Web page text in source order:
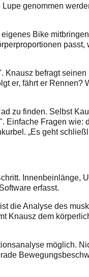
genommen
Bike
passt,
Knausz befragt
er, fährt er Rennen?
zu finden. Selbst
Einfache Fragen wie:
„Es geht
Innenbeinlänge,
erfasst.
die Analyse des
Knausz dem
möglich.